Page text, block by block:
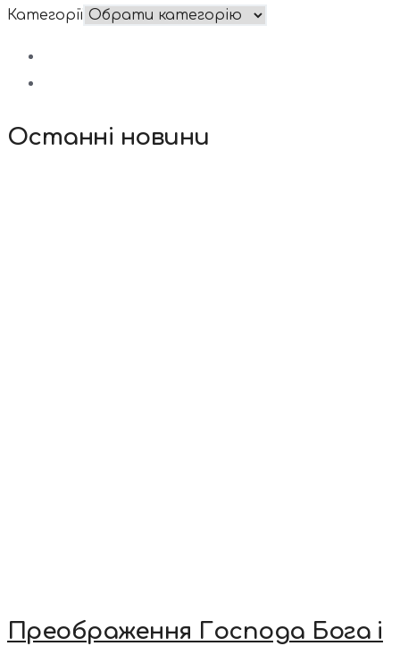
Категорії
Останні новини
Преображення Господа Бога і